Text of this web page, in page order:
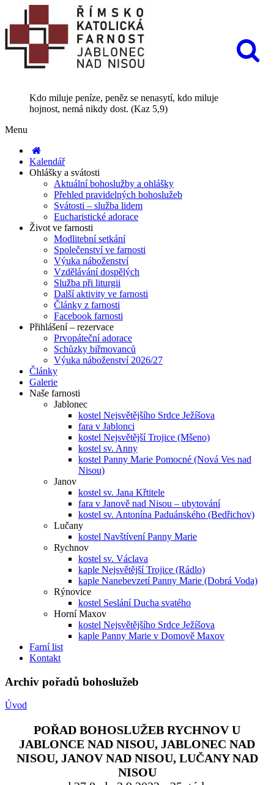
Kdo miluje peníze, peněz se nenasytí, kdo miluje
hojnost, nemá nikdy dost. (Kaz 5,9)
Menu
Kalendář
Ohlášky a svátosti
Aktuální bohoslužby a ohlášky
Přehled pravidelných bohoslužeb
Svátosti – služba lidem
Eucharistické adorace
Život ve farnosti
Modlitební setkání
Společenství ve farnosti
Výuka náboženství
Vzdělávání dospělých
Služba při liturgii
Další aktivity ve farnosti
Články z farnosti
Facebook farnosti
Přihlášení – rezervace
Prvopáteční adorace
Schůzky biřmovanců
Výuka náboženství 2026/27
Články
Galerie
Naše farnosti
Jablonec
kostel Nejsvětějšího Srdce Ježíšova
fara v Jablonci
kostel Nejsvětější Trojice (Mšeno)
kostel sv. Anny
kostel Panny Marie Pomocné (Nová Ves nad
Nisou)
Janov
kostel sv. Jana Křtitele
fara v Janově nad Nisou – ubytování
kostel sv. Antonína Paduánského (Bedřichov)
Lučany
kostel Navštívení Panny Marie
Rychnov
kostel sv. Václava
kaple Nejsvětější Trojice (Rádlo)
kaple Nanebevzetí Panny Marie (Dobrá Voda)
Rýnovice
kostel Seslání Ducha svatého
Horní Maxov
kostel Nejsvětějšího Srdce Ježíšova
kaple Panny Marie v Domově Maxov
Farní list
Kontakt
Archiv pořadů bohoslužeb
Úvod
POŘAD BOHOSLUŽEB RYCHNOV U
JABLONCE NAD NISOU, JABLONEC NAD
NISOU, JANOV NAD NISOU, LUČANY NAD
NISOU